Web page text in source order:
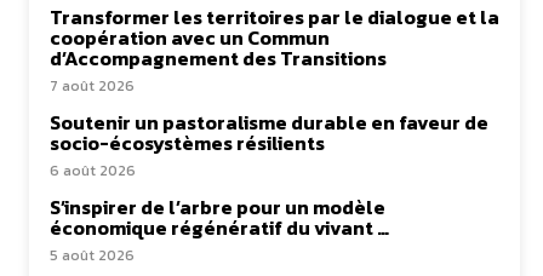
Transformer les territoires par le dialogue et la
coopération avec un Commun
d’Accompagnement des Transitions
7 août 2026
Soutenir un pastoralisme durable en faveur de
socio-écosystèmes résilients
6 août 2026
S’inspirer de l’arbre pour un modèle
économique régénératif du vivant …
5 août 2026